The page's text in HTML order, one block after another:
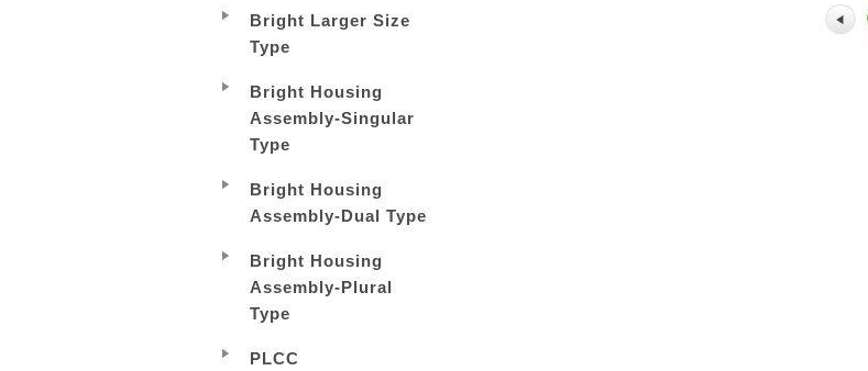
Bright Larger Size
Type
Bright Housing
Assembly-Singular
Type
Bright Housing
Assembly-Dual Type
Bright Housing
Assembly-Plural
Type
PLCC